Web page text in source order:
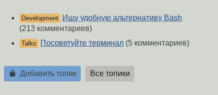
Development
Ищу удобную альтернативу Bash
(213 комментариев)
Talks Посоветуйте терминал (5 комментариев)
Добавить топик Все топики